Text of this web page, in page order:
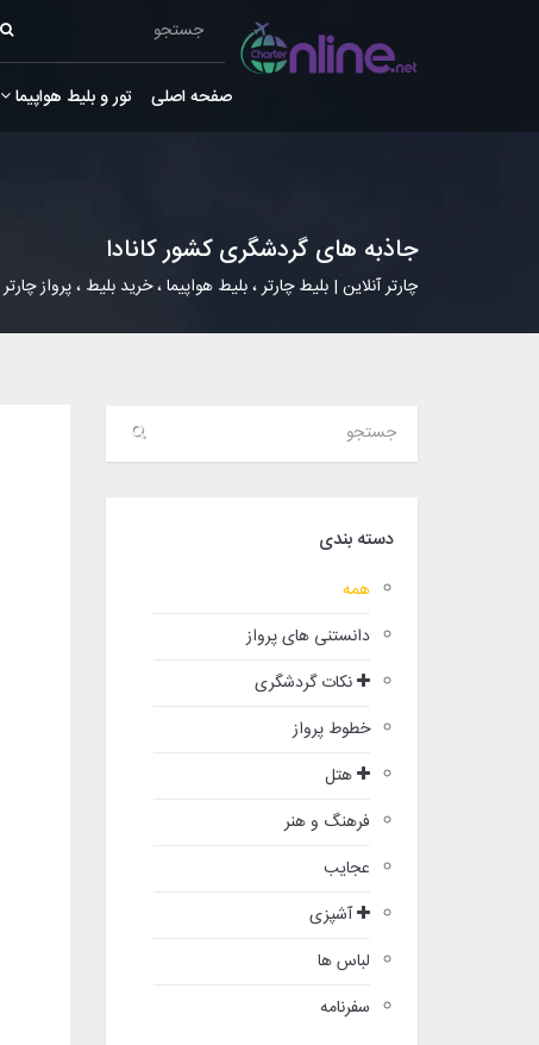
صفحه اصلی تور و بلیط هواپیما
جاذبه های گردشگری کشور کانادا
چارتر آنلاین | بلیط چارتر ، بلیط هواپیما ، خرید بلیط ، پرواز چارتر
دسته بندی
همه
دانستنی های پرواز
نکات گردشگری
خطوط پرواز
هتل
فرهنگ و هنر
عجایب
آشپزی
لباس ها
سفرنامه